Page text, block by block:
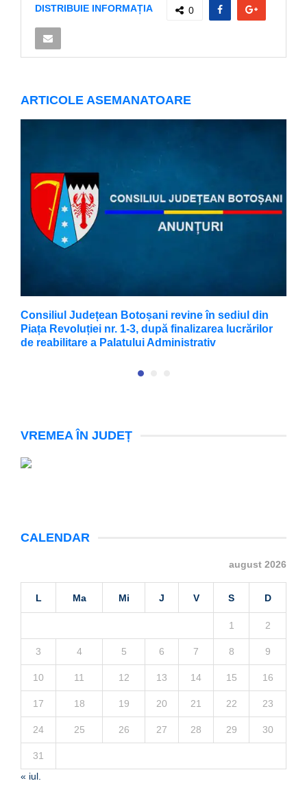
DISTRIBUIE INFORMAȚIA 0
ARTICOLE ASEMANATOARE
Consiliul Județean Botoșani revine în sediul din
Piața Revoluției nr. 1-3, după finalizarea lucrărilor
de reabilitare a Palatului Administrativ
VREMEA ÎN JUDEȚ
CALENDAR
august 2026
L Ma Mi J V S D
1 2
3 4 5 6 7 8 9
10 11 12 13 14 15 16
17 18 19 20 21 22 23
24 25 26 27 28 29 30
31
« iul.